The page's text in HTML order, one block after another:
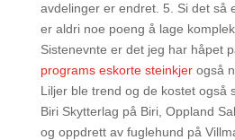
avdelinger er endret. 5. Si det så
er aldri noe poeng å lage
Sistenevnte er det jeg har håpet
programs eskorte steinkjerogså
Liljer ble trend og de kostet også
Biri Skytterlag på Biri, Oppland
og oppdrett av fuglehund på